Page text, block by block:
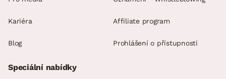
Kariéra
Blog
Affiliate program
Prohlášení o přístupnosti
Speciální nabídky